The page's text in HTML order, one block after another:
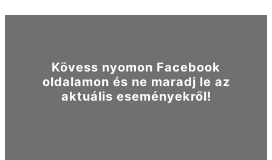
Kövess nyomon Facebook
oldalamon és ne maradj le az
aktuális eseményekről!